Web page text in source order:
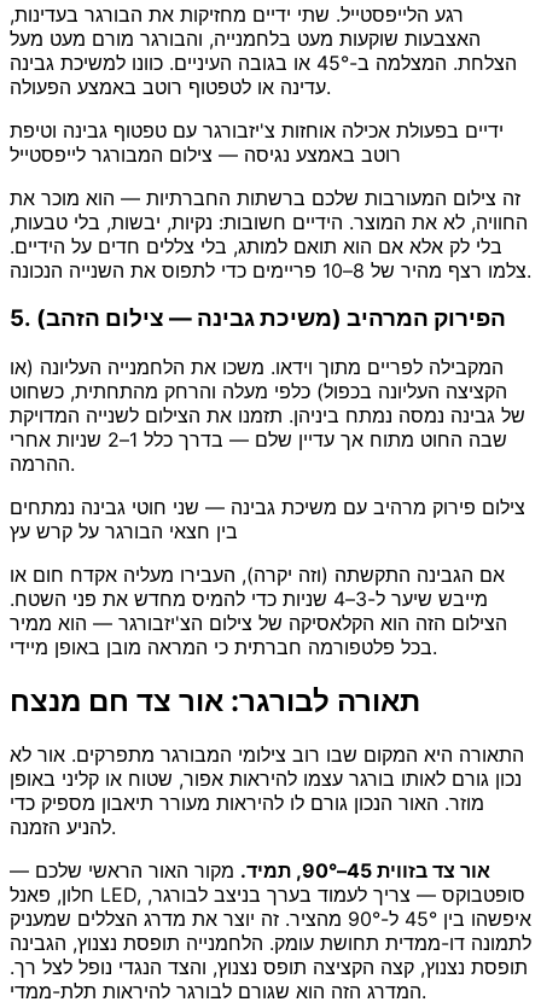
רגע הלייפסטייל. שתי ידיים מחזיקות את הבורגר בעדינות,
האצבעות שוקעות מעט בלחמנייה, והבורגר מורם מעט מעל
הצלחת. המצלמה ב-45° או בגובה העיניים. כוונו למשיכת גבינה
עדינה או לטפטוף רוטב באמצע הפעולה.
ידיים בפעולת אכילה אוחזות צ'יזבורגר עם טפטוף גבינה וטיפת
רוטב באמצע נגיסה — צילום המבורגר לייפסטייל
זה צילום המעורבות שלכם ברשתות החברתיות — הוא מוכר את
החוויה, לא את המוצר. הידיים חשובות: נקיות, יבשות, בלי טבעות,
בלי לק אלא אם הוא תואם למותג, בלי צללים חדים על הידיים.
צלמו רצף מהיר של 8–10 פריימים כדי לתפוס את השנייה הנכונה.
5. הפירוק המרהיב (משיכת גבינה — צילום הזהב)
המקבילה לפריים מתוך וידאו. משכו את הלחמנייה העליונה (או
הקציצה העליונה בכפול) כלפי מעלה והרחק מהתחתית, כשחוט
של גבינה נמסה נמתח ביניהן. תזמנו את הצילום לשנייה המדויקת
שבה החוט מתוח אך עדיין שלם — בדרך כלל 1–2 שניות אחרי
ההרמה.
צילום פירוק מרהיב עם משיכת גבינה — שני חוטי גבינה נמתחים
בין חצאי הבורגר על קרש עץ
אם הגבינה התקשתה (וזה יקרה), העבירו מעליה אקדח חום או
מייבש שיער ל-3–4 שניות כדי להמיס מחדש את פני השטח.
הצילום הזה הוא הקלאסיקה של צילום הצ'יזבורגר — הוא ממיר
בכל פלטפורמה חברתית כי המראה מובן באופן מיידי.
תאורה לבורגר: אור צד חם מנצח
התאורה היא המקום שבו רוב צילומי המבורגר מתפרקים. אור לא
נכון גורם לאותו בורגר עצמו להיראות אפור, שטוח או קליני באופן
מוזר. האור הנכון גורם לו להיראות מעורר תיאבון מספיק כדי
להניע הזמנה.
אור צד בזווית 45–90°, תמיד.
מקור האור הראשי שלכם —
חלון, פאנל LED, סופטבוקס — צריך לעמוד בערך בניצב לבורגר,
איפשהו בין 45° ל-90° מהציר. זה יוצר את מדרג הצללים שמעניק
לתמונה דו-ממדית תחושת עומק. הלחמנייה תופסת נצנוץ, הגבינה
תופסת נצנוץ, קצה הקציצה תופס נצנוץ, והצד הנגדי נופל לצל רך.
המדרג הזה הוא שגורם לבורגר להיראות תלת-ממדי.